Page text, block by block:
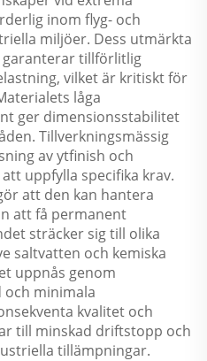
inom flyg- och
miljöer. Dess utmärkta
tillförlitlig
vilket är kritiskt för
låga
ger dimensionsstabilitet
Tillverkningsmässig
av ytfinish och
uppfylla specifika krav.
att den kan hantera
att få permanent
sträcker sig till olika
saltvatten och kemiska
uppnås genom
och minimala
kvalitet och
till minskad driftstopp och
tillämpningar.